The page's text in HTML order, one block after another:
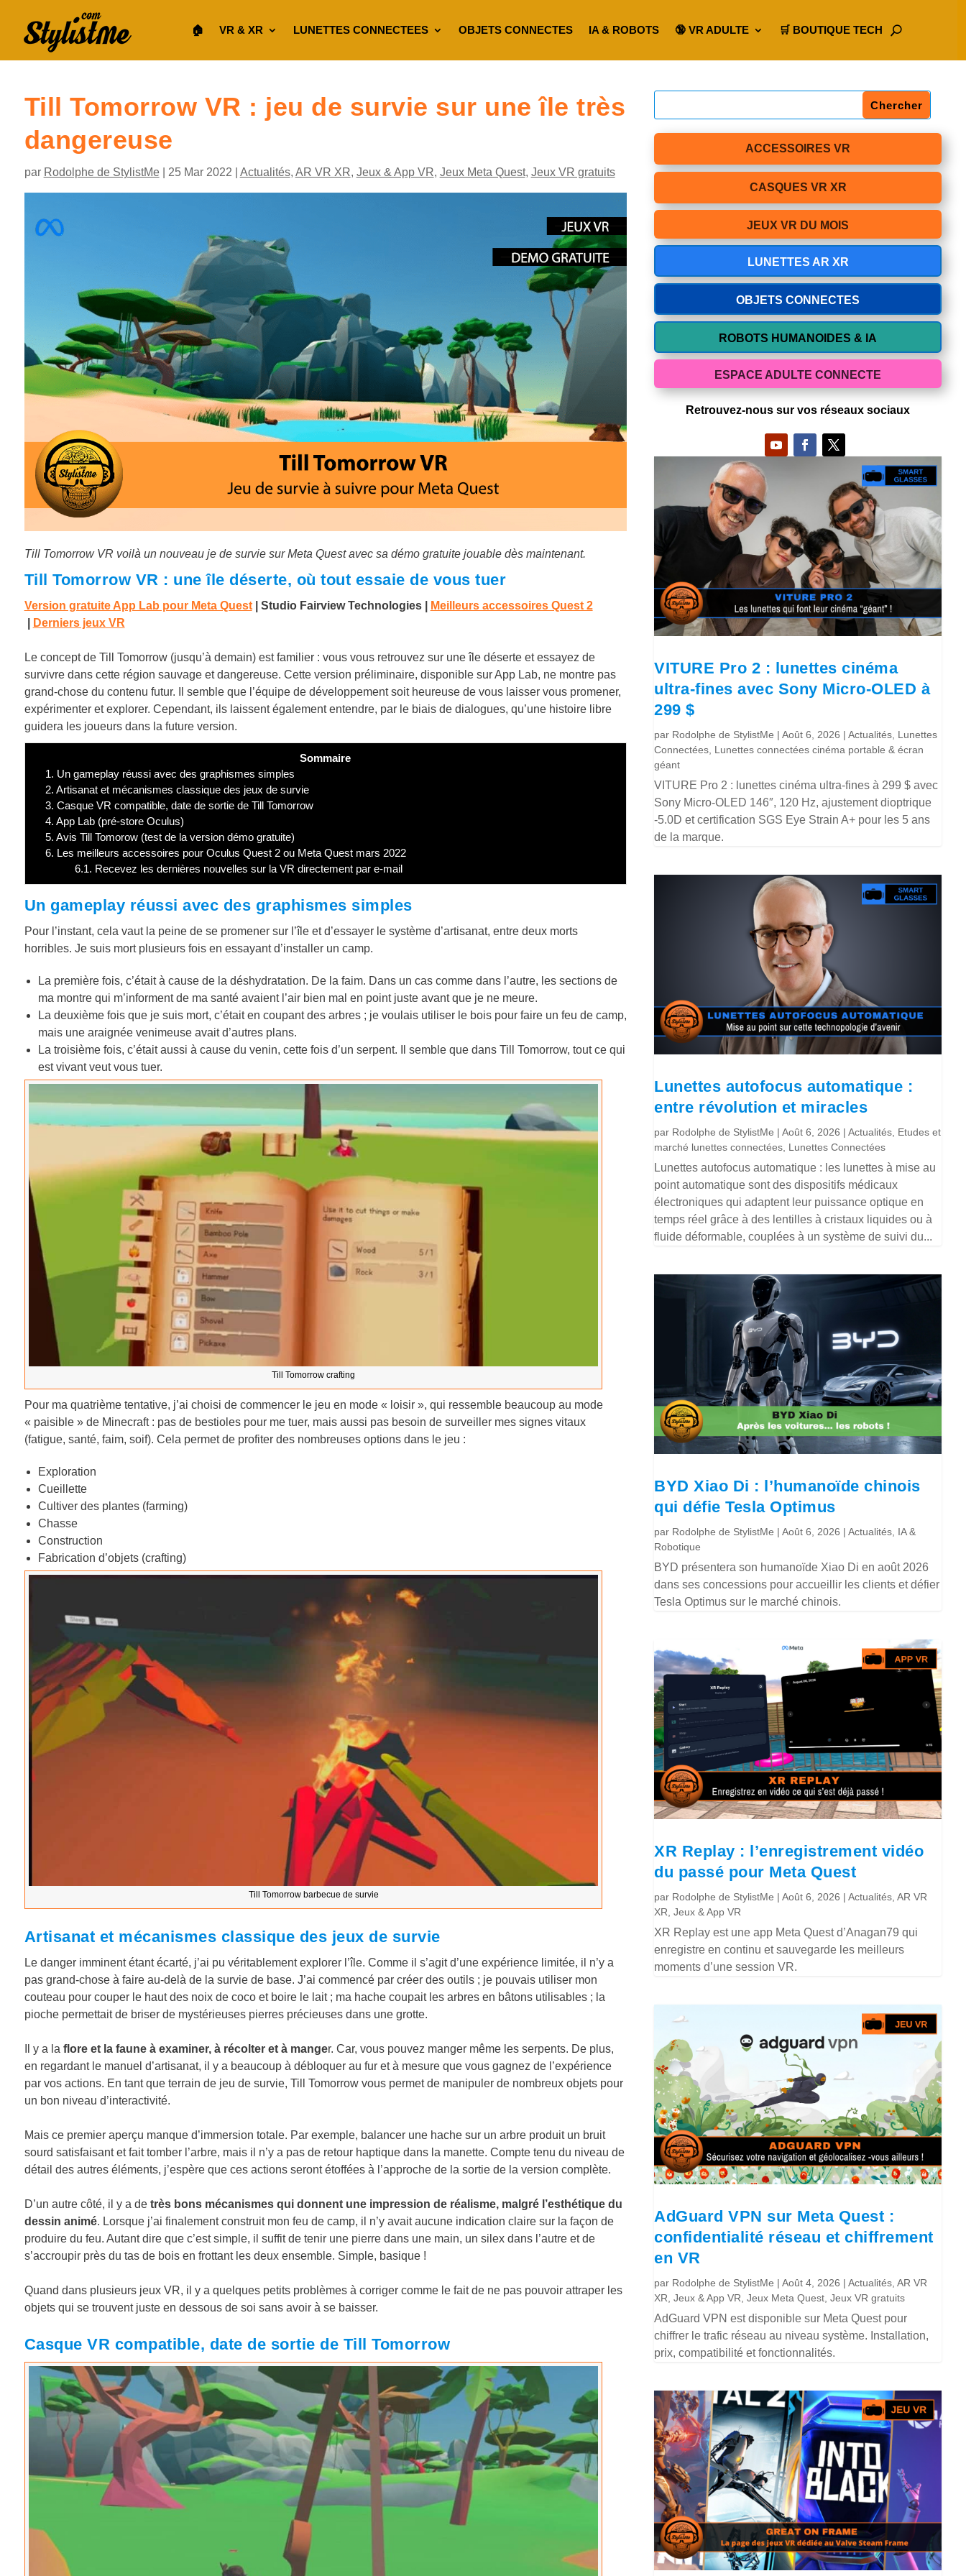
🏠︎ VR & XR LUNETTES CONNECTEES OBJETS CONNECTES IA & ROBOTS 🔞 VR ADULTE 🛒 BOUTIQUE TECH
Till Tomorrow VR : jeu de survie sur une île très
dangereuse
par Rodolphe de StylistMe| 25 Mar 2022 Actualités, AR VR XR, Jeux & App VR, Jeux Meta Quest, Jeux VR gratuits
Till Tomorrow VR voilà un nouveau je de survie sur Meta Quest avec sa démo gratuite jouable dès maintenant.
Till Tomorrow VR : une île déserte, où tout essaie de vous tuer
Version gratuite App Lab pour Meta Quest | Studio Fairview Technologies
Meilleurs accessoires Quest 2
Derniers jeux VR
Le concept de Till Tomorrow (jusqu’à demain) est familier : vous vous retrouvez sur une île déserte et essayez de
survivre dans cette région sauvage et dangereuse. Cette version préliminaire, disponible sur App Lab, ne montre pas
grand-chose du contenu futur. Il semble que l’équipe de développement soit heureuse de vous laisser vous promener,
expérimenter et explorer. Cependant, ils laissent également entendre, par le biais de dialogues, qu’une histoire libre
guidera les joueurs dans la future version.
Sommaire
1. Un gameplay réussi avec des graphismes simples
2. Artisanat et mécanismes classique des jeux de survie
3. Casque VR compatible, date de sortie de Till Tomorrow
4. App Lab (pré-store Oculus)
5. Avis Till Tomorow (test de la version démo gratuite)
6. Les meilleurs accessoires pour Oculus Quest 2 ou Meta Quest mars 2022
6.1. Recevez les dernières nouvelles sur la VR directement par e-mail
Un gameplay réussi avec des graphismes simples
Pour l’instant, cela vaut la peine de se promener sur l’île et d’essayer le système d’artisanat, entre deux morts
horribles. Je suis mort plusieurs fois en essayant d’installer un camp.
La première fois, c’était à cause de la déshydratation. De la faim. Dans un cas comme dans l’autre, les sections de
ma montre qui m’informent de ma santé avaient l’air bien mal en point juste avant que je ne meure.
La deuxième fois que je suis mort, c’était en coupant des arbres ; je voulais utiliser le bois pour faire un feu de camp,
mais une araignée venimeuse avait d’autres plans.
La troisième fois, c’était aussi à cause du venin, cette fois d’un serpent. Il semble que dans Till Tomorrow, tout ce qui
est vivant veut vous tuer.
Till Tomorrow crafting
Pour ma quatrième tentative, j’ai choisi de commencer le jeu en mode « loisir », qui ressemble beaucoup au mode
« paisible » de Minecraft : pas de bestioles pour me tuer, mais aussi pas besoin de surveiller mes signes vitaux
(fatigue, santé, faim, soif). Cela permet de profiter des nombreuses options dans le jeu :
Exploration
Cueillette
Cultiver des plantes (farming)
Chasse
Construction
Fabrication d’objets (crafting)
Till Tomorrow barbecue de survie
Artisanat et mécanismes classique des jeux de survie
Le danger imminent étant écarté, j’ai pu véritablement explorer l’île. Comme il s’agit d’une expérience limitée, il n’y a
pas grand-chose à faire au-delà de la survie de base. J’ai commencé par créer des outils ; je pouvais utiliser mon
couteau pour couper le haut des noix de coco et boire le lait ; ma hache coupait les arbres en bâtons utilisables ; la
pioche permettait de briser de mystérieuses pierres précieuses dans une grotte.
Il y a la flore et la faune à examiner, à récolter et à manger. Car, vous pouvez manger même les serpents. De plus,
en regardant le manuel d’artisanat, il y a beaucoup à débloquer au fur et à mesure que vous gagnez de l’expérience
par vos actions. En tant que terrain de jeu de survie, Till Tomorrow vous permet de manipuler de nombreux objets pour
un bon niveau d’interactivité.
Mais ce premier aperçu manque d’immersion totale. Par exemple, balancer une hache sur un arbre produit un bruit
sourd satisfaisant et fait tomber l’arbre, mais il n’y a pas de retour haptique dans la manette. Compte tenu du niveau de
détail des autres éléments, j’espère que ces actions seront étoffées à l’approche de la sortie de la version complète.
D’un autre côté, il y a detrès bons mécanismes qui donnent une impression de réalisme, malgré l’esthétique du
dessin animé. Lorsque j’ai finalement construit mon feu de camp, il n’y avait aucune indication claire sur la façon de
produire du feu. Autant dire que c’est simple, il suffit de tenir une pierre dans une main, un silex dans l’autre et de
s’accroupir près du tas de bois en frottant les deux ensemble. Simple, basique !
Quand dans plusieurs jeux VR, il y a quelques petits problèmes à corriger comme le fait de ne pas pouvoir attraper les
objets qui se trouvent juste en dessous de soi sans avoir à se baisser.
Casque VR compatible, date de sortie de Till Tomorrow
ACCESSOIRES VR
CASQUES VR XR
JEUX VR DU MOIS
LUNETTES AR XR
OBJETS CONNECTES
ROBOTS HUMANOIDES & IA
ESPACE ADULTE CONNECTE
Retrouvez-nous sur vos réseaux sociaux
VITURE Pro 2 : lunettes cinéma
ultra-fines avec Sony Micro-OLED à
299 $
par Rodolphe de StylistMe |Août 6, 2026 |Actualités Lunettes
Connectées Lunettes connectées cinéma portable & écran
géant
VITURE Pro 2 : lunettes cinéma ultra-fines à 299 $ avec
Sony Micro-OLED 146″, 120 Hz, ajustement dioptrique
-5.0D et certification SGS Eye Strain A+ pour les 5 ans
de la marque.
Lunettes autofocus automatique :
entre révolution et miracles
par Rodolphe de StylistMe |Août 6, 2026 |Actualités Etudes et
marché lunettes connectées Lunettes Connectées
Lunettes autofocus automatique : les lunettes à mise au
point automatique sont des dispositifs médicaux
électroniques qui adaptent leur puissance optique en
temps réel grâce à des lentilles à cristaux liquides ou à
fluide déformable, couplées à un système de suivi du...
BYD Xiao Di : l’humanoïde chinois
qui défie Tesla Optimus
par Rodolphe de StylistMe |Août 6, 2026 |Actualités IA &
Robotique
BYD présentera son humanoïde Xiao Di en août 2026
dans ses concessions pour accueillir les clients et défier
Tesla Optimus sur le marché chinois.
XR Replay : l’enregistrement vidéo
du passé pour Meta Quest
par Rodolphe de StylistMe |Août 6, 2026 |Actualités ,AR VR
XR ,Jeux & App VR
XR Replay est une app Meta Quest d’Anagan79 qui
enregistre en continu et sauvegarde les meilleurs
moments d’une session VR.
AdGuard VPN sur Meta Quest :
confidentialité réseau et chiffrement
en VR
par Rodolphe de StylistMe |Août 4, 2026 |Actualités ,AR VR
XR ,Jeux & App VR ,Jeux Meta Quest ,Jeux VR gratuits
AdGuard VPN est disponible sur Meta Quest pour
chiffrer le trafic réseau au niveau système. Installation,
prix, compatibilité et fonctionnalités.